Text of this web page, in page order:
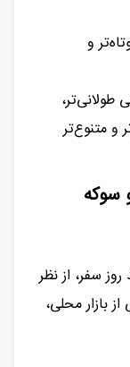
و
طولانی‌تر،
و متنوع‌تر
سوکه
سفر، از نظر
بازار محلی،